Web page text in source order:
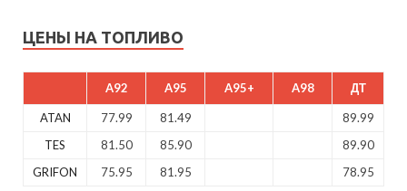
ЦЕНЫ НА ТОПЛИВО
A92 A95 A95+ A98 ДТ
ATAN 77.99 81.49
89.99
TES
81.50 85.90
89.90
GRIFON
75.95 81.95 78.95